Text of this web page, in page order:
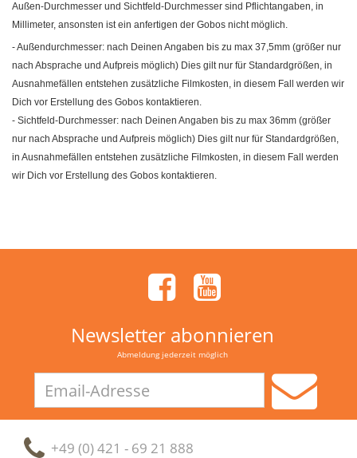
Außen-Durchmesser und Sichtfeld-Durchmesser sind Pflichtangaben, in
Millimeter, ansonsten ist ein anfertigen der Gobos nicht möglich.
- Außendurchmesser: nach Deinen Angaben bis zu max 37,5mm (größer nur
nach Absprache und Aufpreis möglich) Dies gilt nur für Standardgrößen, in
Ausnahmefällen entstehen zusätzliche Filmkosten, in diesem Fall werden wir
Dich vor Erstellung des Gobos kontaktieren.
- Sichtfeld-Durchmesser: nach Deinen Angaben bis zu max 36mm (größer
nur nach Absprache und Aufpreis möglich) Dies gilt nur für Standardgrößen,
in Ausnahmefällen entstehen zusätzliche Filmkosten, in diesem Fall werden
wir Dich vor Erstellung des Gobos kontaktieren.
Newsletter abonnieren
Abmeldung jederzeit möglich
Adresse
+49 (0) 421 - 69 21 888